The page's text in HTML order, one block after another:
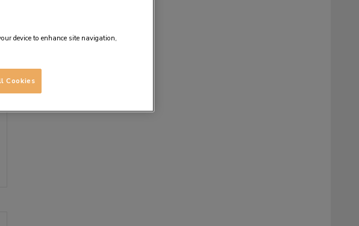
device to enhance site navigation,
Cookies